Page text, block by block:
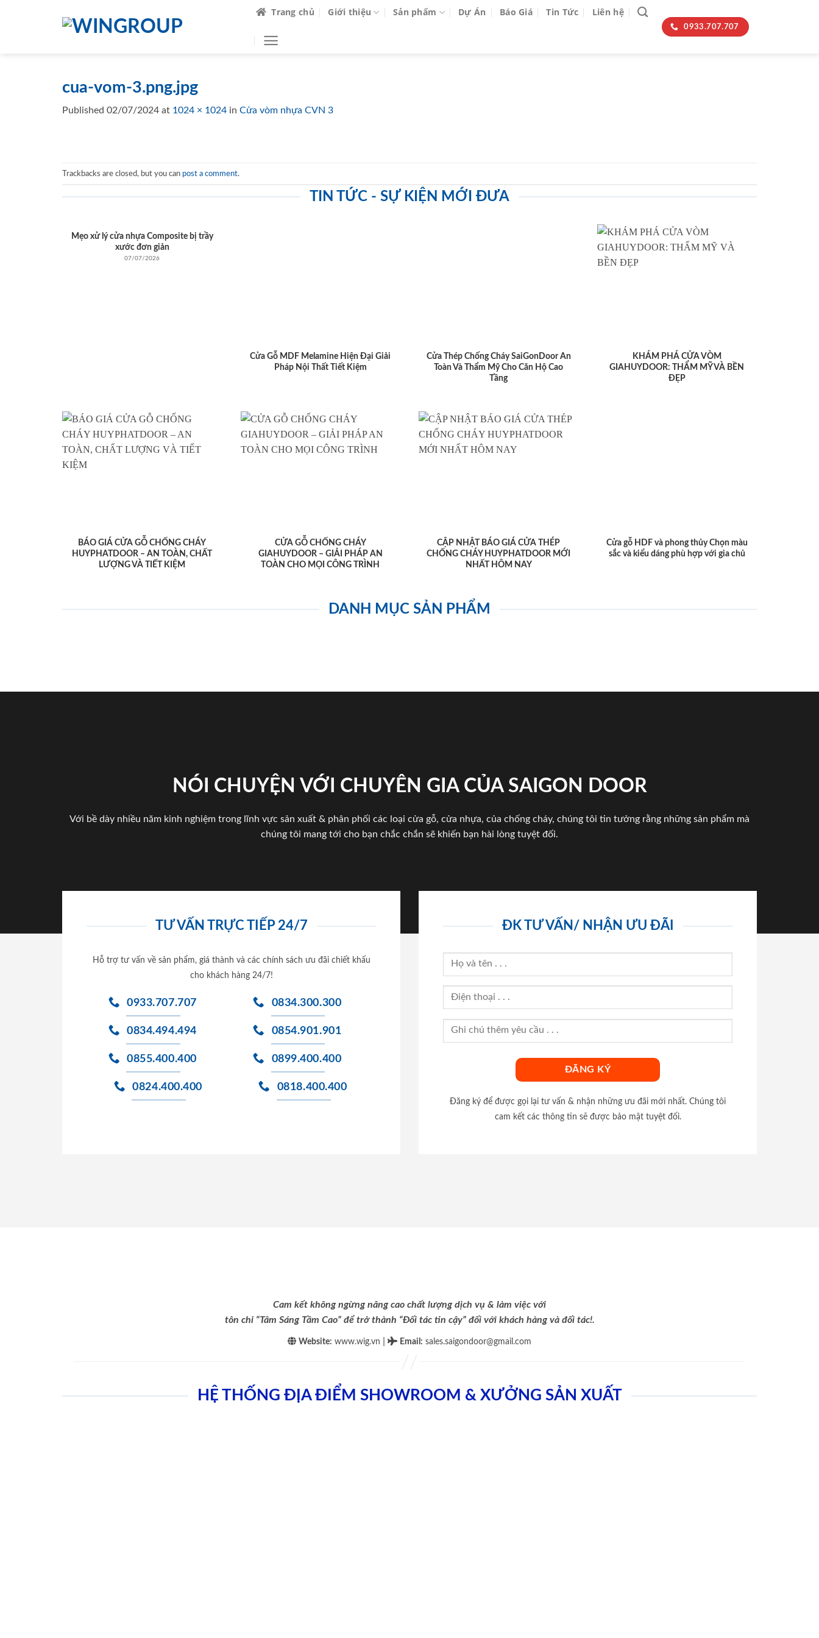
Trang chủ Giới thiệu Sản phẩm Dự Án Báo Giá Tin Tức Liên hệ
0933.707.707
cua-vom-3.png.jpg
Published 02/07/2024 at 1024 × 1024 in Cửa vòm nhựa CVN 3
Trackbacks are closed, but you can post a comment.
TIN TỨC - SỰ KIỆN MỚI ĐƯA
Mẹo xử lý cửa nhựa Composite bị trầy
xước đơn giản
07/07/2026
Cửa Gỗ MDF Melamine Hiện Đại Giải
Pháp Nội Thất Tiết Kiệm
Cửa Thép Chống Cháy SaiGonDoor An
Toàn Và Thẩm Mỹ Cho Căn Hộ Cao
Tầng
KHÁM PHÁ CỬA VÒM
GIAHUYDOOR: THẨM MỸ VÀ BỀN
ĐẸP
BÁO GIÁ CỬA GỖ CHỐNG CHÁY
HUYPHATDOOR – AN TOÀN, CHẤT
LƯỢNG VÀ TIẾT KIỆM
CỬA GỖ CHỐNG CHÁY
GIAHUYDOOR – GIẢI PHÁP AN
TOÀN CHO MỌI CÔNG TRÌNH
CẬP NHẬT BÁO GIÁ CỬA THÉP
CHỐNG CHÁY HUYPHATDOOR MỚI
NHẤT HÔM NAY
Cửa gỗ HDF và phong thủy Chọn màu
sắc và kiểu dáng phù hợp với gia chủ
DANH MỤC SẢN PHẨM
NÓI CHUYỆN VỚI CHUYÊN GIA CỦA SAIGON DOOR
Với bề dày nhiều năm kinh nghiệm trong lĩnh vực sản xuất & phân phối các loại cửa gỗ, cửa nhựa, của chống cháy, chúng tôi tin tưởng rằng những sản phẩm mà
chúng tôi mang tới cho bạn chắc chắn sẽ khiến bạn hài lòng tuyệt đối.
TƯ VẤN TRỰC TIẾP 24/7
Hỗ trợ tư vấn về sản phẩm, giá thành và các chính sách ưu đãi chiết khấu
cho khách hàng 24/7!
0933.707.707
0834.494.494
0855.400.400
0824.400.400
0834.300.300
0854.901.901
0899.400.400
0818.400.400
ĐK TƯ VẤN/ NHẬN ƯU ĐÃI
Đăng ký để được gọi lại tư vấn & nhận những ưu đãi mới nhất. Chúng tôi
cam kết các thông tin sẽ được bảo mật tuyệt đối.
Cam kết không ngừng nâng cao chất lượng dịch vụ & làm việc với
tôn chỉ “Tâm Sáng Tầm Cao” để trở thành “Đối tác tin cậy” đối với khách hàng và đối tác!.
Website: www.wig.vn Email : sales.saigondoor@gmail.com
HỆ THỐNG ĐỊA ĐIỂM SHOWROOM & XƯỞNG SẢN XUẤT